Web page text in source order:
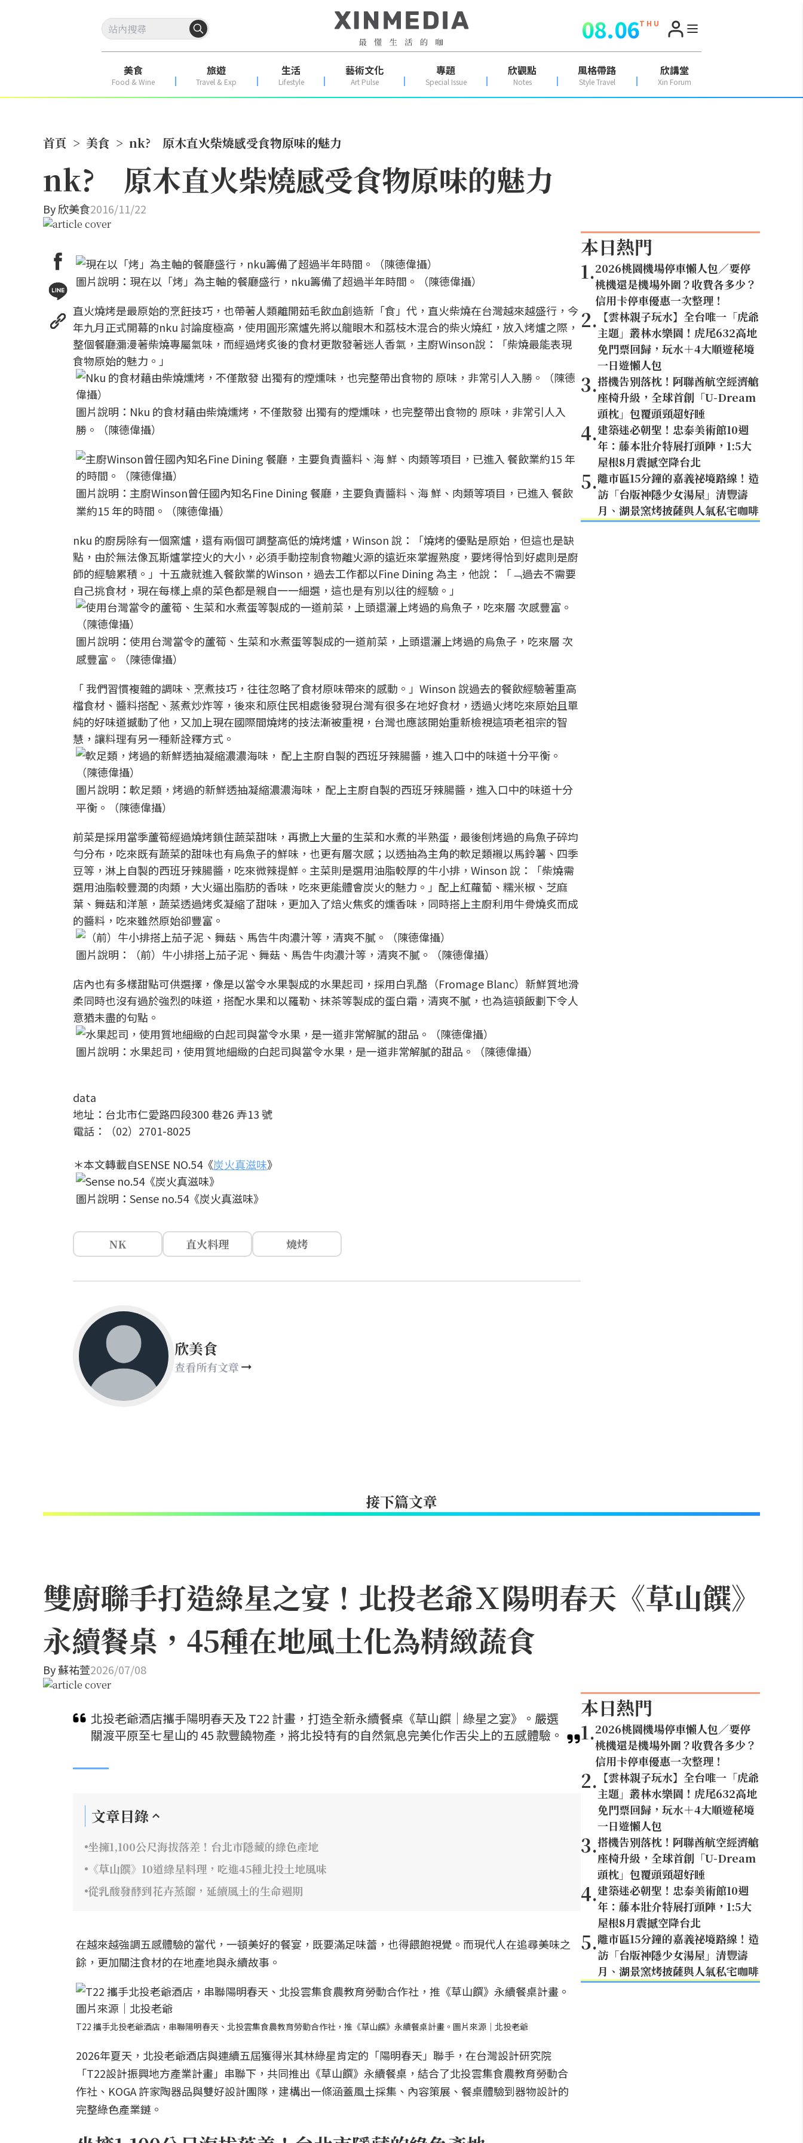
08.06T H U
美食
Food & Wine
旅遊
Travel & Exp
生活
Lifestyle
藝術文化
Art Pulse
專題
Special Issue
欣觀點
Notes
風格帶路
Style Travel
欣講堂
Xin Forum
首頁 > 美食 > nk? 原木直火柴燒感受食物原味的魅力
nk? 原木直火柴燒感受食物原味的魅力
By欣美食2016/11/22
圖片說明：現在以「烤」為主軸的餐廳盛行，nku籌備了超過半年時間。（陳德偉攝）
直火燒烤是最原始的烹飪技巧，也帶著人類離開茹毛飲血創造新「食」代，直火柴燒在台灣越來越盛行，今
年九月正式開幕的nku 討論度極高，使用圓形窯爐先將以龍眼木和荔枝木混合的柴火燒紅，放入烤爐之際，
整個餐廳瀰漫著柴燒專屬氣味，而經過烤炙後的食材更散發著迷人香氣，主廚Winson說：「柴燒最能表現
食物原始的魅力。」
圖片說明：Nku 的食材藉由柴燒燻烤，不僅散發 出獨有的煙燻味，也完整帶出食物的 原味，非常引人入
勝。（陳德偉攝）
圖片說明：主廚Winson曾任國內知名Fine Dining 餐廳，主要負責醬料、海 鮮、肉類等項目，已進入 餐飲
業約15 年的時間。（陳德偉攝）
nku 的廚房除有一個窯爐，還有兩個可調整高低的燒烤爐，Winson 說：「燒烤的優點是原始，但這也是缺
點，由於無法像瓦斯爐掌控火的大小，必須手動控制食物離火源的遠近來掌握熟度，要烤得恰到好處則是廚
師的經驗累積。」十五歲就進入餐飲業的Winson，過去工作都以Fine Dining 為主，他說：「﹁過去不需要
自己挑食材，現在每樣上桌的菜色都是親自一一細選，這也是有別以往的經驗。」
圖片說明：使用台灣當令的蘆筍、生菜和水煮蛋等製成的一道前菜，上頭還灑上烤過的烏魚子，吃來層 次
感豐富。（陳德偉攝）
「 我們習慣複雜的調味、烹煮技巧，往往忽略了食材原味帶來的感動。」Winson 說過去的餐飲經驗著重高
檔食材、醬料搭配、蒸煮炒炸等，後來和原住民相處後發現台灣有很多在地好食材，透過火烤吃來原始且單
純的好味道撼動了他，又加上現在國際間燒烤的技法漸被重視，台灣也應該開始重新檢視這項老祖宗的智
慧，讓料理有另一種新詮釋方式。
圖片說明：軟足類，烤過的新鮮透抽凝縮濃濃海味， 配上主廚自製的西班牙辣腸醬，進入口中的味道十分
平衡。（陳德偉攝）
前菜是採用當季蘆筍經過燒烤鎖住蔬菜甜味，再撒上大量的生菜和水煮的半熟蛋，最後刨烤過的烏魚子碎均
勻分布，吃來既有蔬菜的甜味也有烏魚子的鮮味，也更有層次感；以透抽為主角的軟足類襯以馬鈴薯、四季
豆等，淋上自製的西班牙辣腸醬，吃來微辣提鮮。主菜則是選用油脂較厚的牛小排，Winson 說：「柴燒需
選用油脂較豐潤的肉類，大火逼出脂肪的香味，吃來更能體會炭火的魅力。」配上紅蘿蔔、糯米椒、芝麻
葉、舞菇和洋蔥，蔬菜透過烤炙凝縮了甜味，更加入了焙火焦炙的燻香味，同時搭上主廚利用牛骨燒炙而成
的醬料，吃來雖然原始卻豐富。
圖片說明：（前）牛小排搭上茄子泥、舞菇、馬告牛肉濃汁等，清爽不膩。（陳德偉攝）
店內也有多樣甜點可供選擇，像是以當令水果製成的水果起司，採用白乳酪（Fromage Blanc）新鮮質地滑
柔同時也沒有過於強烈的味道，搭配水果和以羅勒、抹茶等製成的蛋白霜，清爽不膩，也為這頓飯劃下令人
意猶未盡的句點。
圖片說明：水果起司，使用質地細緻的白起司與當令水果，是一道非常解膩的甜品。（陳德偉攝）
data
地址：台北市仁愛路四段300 巷26 弄13 號
電話：（02）2701-8025
＊本文轉載自SENSE NO.54《炭火真滋味》
圖片說明：Sense no.54《炭火真滋味》
NK 直火料理 燒烤
欣美食
查看所有文章
本日熱門
1.2026桃園機場停車懶人包／要停
桃機還是機場外圍？收費各多少？
信用卡停車優惠一次整理！
2. 【雲林親子玩水】全台唯一「虎爺
主題」叢林水樂園！虎尾632高地
免門票回歸，玩水＋4大順遊秘境
一日遊懶人包
3.搭機告別落枕！阿聯酋航空經濟艙
座椅升級，全球首創「U-Dream
頭枕」包覆頭頸超好睡
4.建築迷必朝聖！忠泰美術館10週
年：藤本壯介特展打頭陣，1:5大
屋根8月震撼空降台北
5.離市區15分鐘的嘉義祕境路線！造
訪「台版神隱少女湯屋」清豐濤
月、湖景窯烤披薩與人氣私宅咖啡
接下篇文章
雙廚聯手打造綠星之宴！北投老爺Ｘ陽明春天《草山饌》
永續餐桌，45種在地風土化為精緻蔬食
By蘇祐萱2026/07/08
北投老爺酒店攜手陽明春天及 T22 計畫，打造全新永續餐桌《草山饌｜綠星之宴》。嚴選
關渡平原至七星山的 45 款豐饒物產，將北投特有的自然氣息完美化作舌尖上的五感體驗。
文章目錄
坐擁1,100公尺海拔落差！台北市隱藏的綠色產地
《草山饌》10道綠星料理，吃進45種北投土地風味
從乳酸發酵到花卉蒸餾，延續風土的生命週期
在越來越強調五感體驗的當代，一頓美好的餐宴，既要滿足味蕾，也得餵飽視覺。而現代人在追尋美味之
餘，更加關注食材的在地產地與永續故事。
T22 攜手北投老爺酒店，串聯陽明春天、北投雲集食農教育勞動合作社，推《草山饌》永續餐桌計畫。圖片來源｜北投老爺
2026年夏天，北投老爺酒店與連續五屆獲得米其林綠星肯定的「陽明春天」聯手，在台灣設計研究院
「T22設計振興地方產業計畫」串聯下，共同推出《草山饌》永續餐桌，結合了北投雲集食農教育勞動合
作社、KOGA 許家陶器品與雙好設計團隊，建構出一條涵蓋風土採集、內容策展、餐桌體驗到器物設計的
完整綠色產業鏈。
本日熱門
1.2026桃園機場停車懶人包／要停
桃機還是機場外圍？收費各多少？
信用卡停車優惠一次整理！
2. 【雲林親子玩水】全台唯一「虎爺
主題」叢林水樂園！虎尾632高地
免門票回歸，玩水＋4大順遊秘境
一日遊懶人包
3.搭機告別落枕！阿聯酋航空經濟艙
座椅升級，全球首創「U-Dream
頭枕」包覆頭頸超好睡
4.建築迷必朝聖！忠泰美術館10週
年：藤本壯介特展打頭陣，1:5大
屋根8月震撼空降台北
5.離市區15分鐘的嘉義祕境路線！造
訪「台版神隱少女湯屋」清豐濤
月、湖景窯烤披薩與人氣私宅咖啡